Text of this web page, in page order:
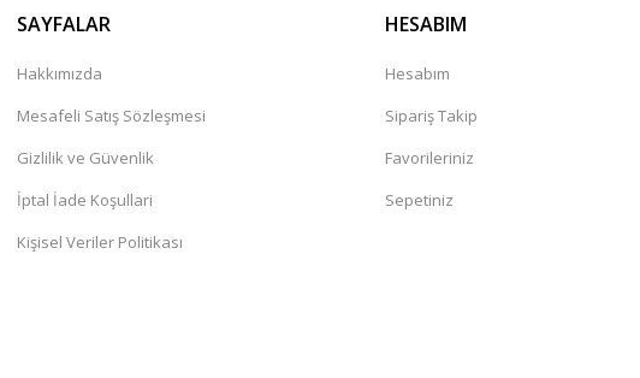
SAYFALAR
Hakkımızda
Mesafeli Satış Sözleşmesi
Gizlilik ve Güvenlik
İptal İade Koşullari
Kişisel Veriler Politikası
HESABIM
Hesabım
Sipariş Takip
Favorileriniz
Sepetiniz